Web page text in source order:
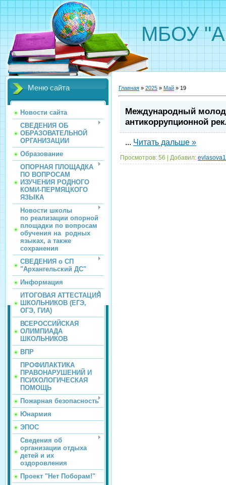
МБОУ
Меню сайта
Новости сайта
СВЕДЕНИЯ ОБ
ОБРАЗОВАТЕЛЬНОЙ
ОРГАНИЗАЦИИ
Образование
ОПОРНАЯ ПЛОЩАДКА
ПО ВОПРОСАМ
ИЗУЧЕНИЯ РОДНОГО
КОМИ-ПЕРМЯЦКОГО
ЯЗЫКА
Новости школы
по реализации опорной
площадки по вопросам
обучения на родных
языках, а также
сохранения
СВЕДЕНИЯ о СП
"Архангельский ДС"
Информация
ИТОГОВАЯ АТТЕСТАЦИЯ
ШКОЛЬНИКОВ (ЕГЭ,
ОГЭ, ГИА)
ВСЕРОССИЙСКАЯ
ОЛИМПИАДА
ШКОЛЬНИКОВ
ВПР
ПРОФИЛАКТИКА
ПРАВОНАРУШЕНИЙ И
ПСИХОЛОГИЧЕСКАЯ
ПОМОЩЬ
Пожарная безопасность
Юнармия
ЭПОС
Сведения об
организации отдыха
детей и их
оздоровления
Проект "Нет Поборам!"
Главная » 2025 » Май » 19
Международный
антикоррупционной
... Читать дальше »
Просмотров: 56 Добавил: